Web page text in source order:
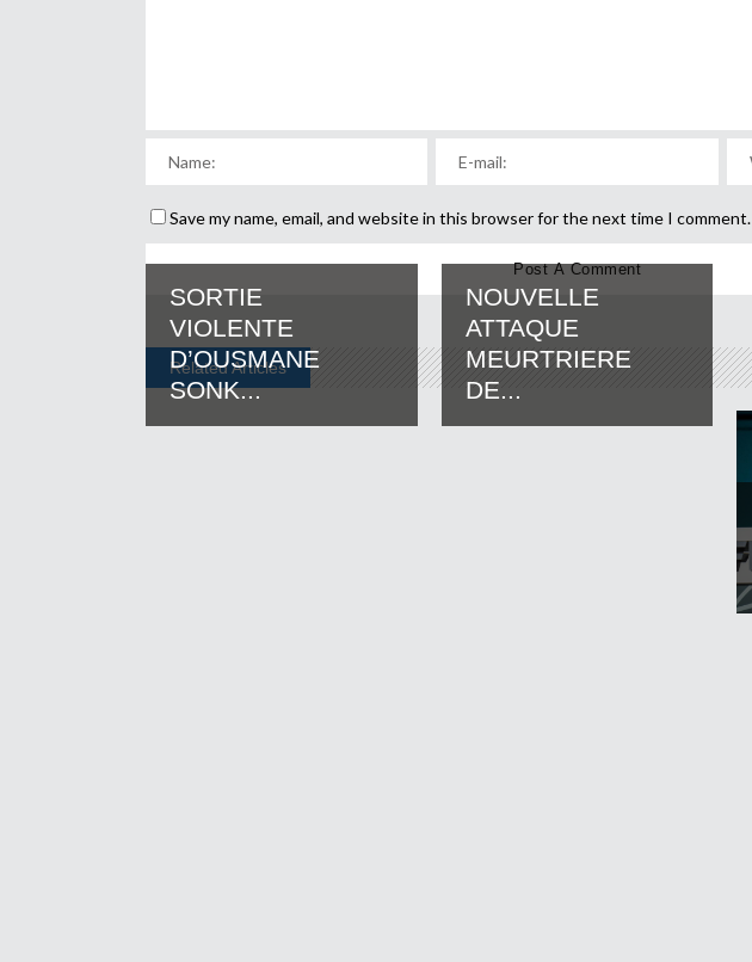
Save my name, email, and website in this browser for the next time I comment.
Related Articles
SORTIE
VIOLENTE
D’OUSMANE
SONK...
NOUVELLE
ATTAQUE
MEURTRIERE
DE...